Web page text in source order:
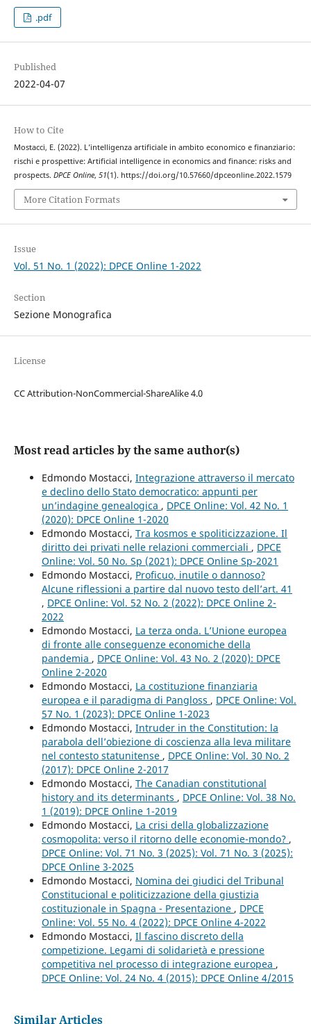
.pdf
Published
2022-04-07
How to Cite
Mostacci, E. (2022). L’intelligenza artificiale in ambito economico e finanziario:
rischi e prospettive: Artificial intelligence in economics and finance: risks and
prospects. DPCE Online, 51(1). https://doi.org/10.57660/dpceonline.2022.1579
More Citation Formats
Issue
Vol. 51 No. 1 (2022): DPCE Online 1-2022
Section
Sezione Monografica
License
CC Attribution-NonCommercial-ShareAlike 4.0
Most read articles by the same author(s)
Edmondo Mostacci, Integrazione attraverso il mercato
e declino dello Stato democratico: appunti per
un’indagine genealogica , DPCE Online: Vol. 42 No. 1
(2020): DPCE Online 1-2020
Edmondo Mostacci, Tra kosmos e spoliticizzazione. Il
diritto dei privati nelle relazioni commerciali , DPCE
Online: Vol. 50 No. Sp (2021): DPCE Online Sp-2021
Edmondo Mostacci, Proficuo, inutile o dannoso?
Alcune riflessioni a partire dal nuovo testo dell’art. 41
, DPCE Online: Vol. 52 No. 2 (2022): DPCE Online 2-
2022
Edmondo Mostacci, La terza onda. L’Unione europea
di fronte alle conseguenze economiche della
pandemia , DPCE Online: Vol. 43 No. 2 (2020): DPCE
Online 2-2020
Edmondo Mostacci, La costituzione finanziaria
europea e il paradigma di Pangloss , DPCE Online: Vol.
57 No. 1 (2023): DPCE Online 1-2023
Edmondo Mostacci, Intruder in the Constitution: la
parabola dell’obiezione di coscienza alla leva militare
nel contesto statunitense , DPCE Online: Vol. 30 No. 2
(2017): DPCE Online 2-2017
Edmondo Mostacci, The Canadian constitutional
history and its determinants , DPCE Online: Vol. 38 No.
1 (2019): DPCE Online 1-2019
Edmondo Mostacci, La crisi della globalizzazione
cosmopolita: verso il ritorno delle economie-mondo? ,
DPCE Online: Vol. 71 No. 3 (2025): Vol. 71 No. 3 (2025):
DPCE Online 3-2025
Edmondo Mostacci, Nomina dei giudici del Tribunal
Constitucional e politicizzazione della giustizia
costituzionale in Spagna - Presentazione , DPCE
Online: Vol. 55 No. 4 (2022): DPCE Online 4-2022
Edmondo Mostacci, Il fascino discreto della
competizione. Legami di solidarietà e pressione
competitiva nel processo di integrazione europea ,
DPCE Online: Vol. 24 No. 4 (2015): DPCE Online 4/2015
Similar Articles